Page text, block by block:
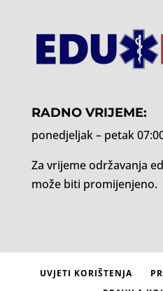
RADNO VRIJEME:
ponedjeljak – petak
Za vrijeme održavanja
može biti promijenjeno.
UVJETI KORIŠTENJA